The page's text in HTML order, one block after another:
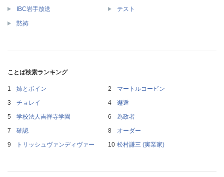
IBC岩手放送 テスト
黙祷
ことば検索ランキング
姉とボイン
マートルコービン
チョレイ
邂逅
学校法人吉祥寺学園
為政者
確認
オーダー
トリッシュヴァンディヴァー
松村謙三 (実業家)